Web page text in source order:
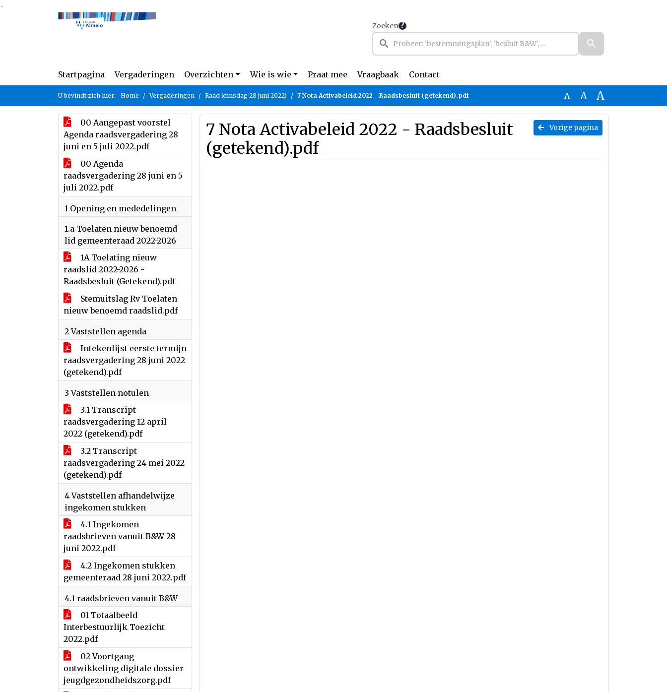
Ga naar de inhoud van deze pagina
Ga naar het zoeken
Ga naar het menu
Zoeken
Startpagina Vergaderingen Overzichten Wie is wie Praat mee Vraagbaak Contact
U bevindt zich hier: Home Vergaderingen Raad (dinsdag 28 juni 2022) 7 Nota Activabeleid 2022 - Raadsbesluit (getekend).pdf A A A
00 Aangepast voorstel
Agenda raadsvergadering 28
juni en 5 juli 2022.pdf
00 Agenda
raadsvergadering 28 juni en 5
juli 2022.pdf
1 Opening en mededelingen
1.a Toelaten nieuw benoemd
lid gemeenteraad 2022-2026
1A Toelating nieuw
raadslid 2022-2026 -
Raadsbesluit (Getekend).pdf
Stemuitslag Rv Toelaten
nieuw benoemd raadslid.pdf
2 Vaststellen agenda
Intekenlijst eerste termijn
raadsvergadering 28 juni 2022
(getekend).pdf
3 Vaststellen notulen
3.1 Transcript
raadsvergadering 12 april
2022 (getekend).pdf
3.2 Transcript
raadsvergadering 24 mei 2022
(getekend).pdf
4 Vaststellen afhandelwijze
ingekomen stukken
4.1 Ingekomen
raadsbrieven vanuit B&W 28
juni 2022.pdf
4.2 Ingekomen stukken
gemeenteraad 28 juni 2022.pdf
4.1 raadsbrieven vanuit B&W
01 Totaalbeeld
Interbestuurlijk Toezicht
2022.pdf
02 Voortgang
ontwikkeling digitale dossier
jeugdgezondheidszorg.pdf
Vorige pagina
7 Nota Activabeleid 2022 - Raadsbesluit
(getekend).pdf